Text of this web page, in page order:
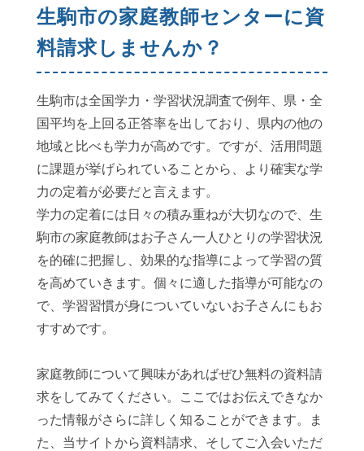
生駒市の家庭教師センターに資
料請求しませんか？
生駒市は全国学力・学習状況調査で例年、県・全
国平均を上回る正答率を出しており、県内の他の
地域と比べも学力が高めです。ですが、活用問題
に課題が挙げられていることから、より確実な学
力の定着が必要だと言えます。
学力の定着には日々の積み重ねが大切なので、生
駒市の家庭教師はお子さん一人ひとりの学習状況
を的確に把握し、効果的な指導によって学習の質
を高めていきます。個々に適した指導が可能なの
で、学習習慣が身についていないお子さんにもお
すすめです。
家庭教師について興味があればぜひ無料の資料請
求をしてみてください。ここではお伝えできなか
った情報がさらに詳しく知ることができます。ま
た、当サイトから資料請求、そしてご入会いただ